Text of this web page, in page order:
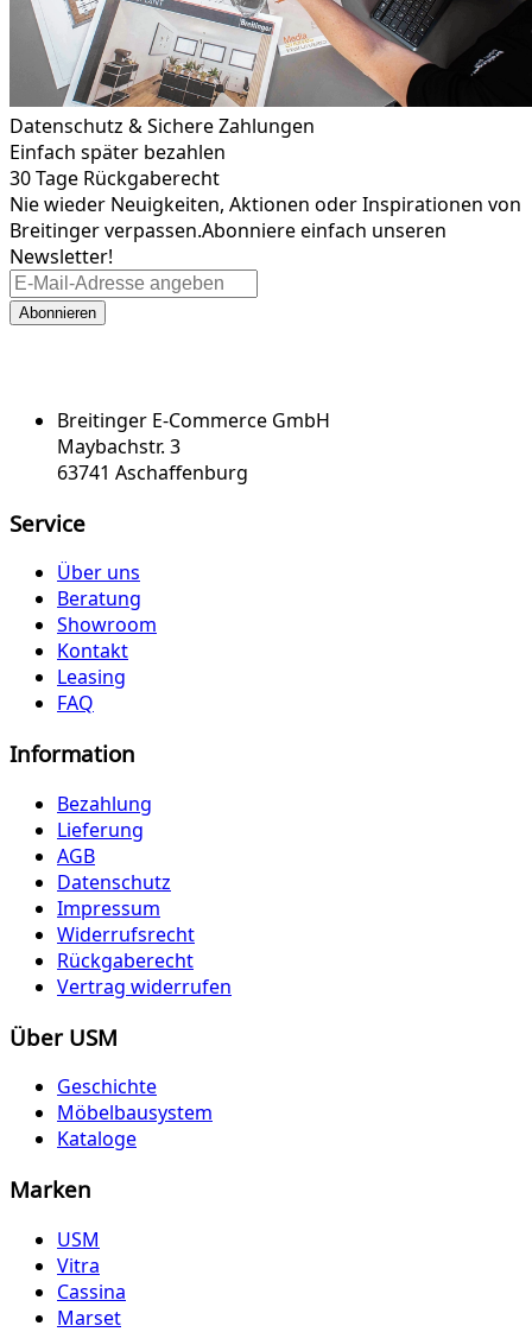
Datenschutz & Sichere Zahlungen
Einfach später bezahlen
30 Tage Rückgaberecht
Nie wieder Neuigkeiten, Aktionen oder Inspirationen von
Breitinger verpassen.Abonniere einfach unseren
Newsletter!
Abonnieren
Breitinger E-Commerce GmbH
Maybachstr. 3
63741 Aschaffenburg
Service
Über uns
Beratung
Showroom
Kontakt
Leasing
FAQ
Information
Bezahlung
Lieferung
AGB
Datenschutz
Impressum
Widerrufsrecht
Rückgaberecht
Vertrag widerrufen
Über USM
Geschichte
Möbelbausystem
Kataloge
Marken
USM
Vitra
Cassina
Marset